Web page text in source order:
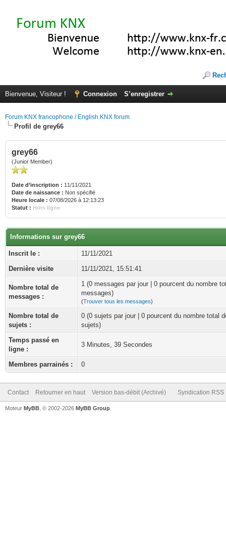
Bienvenue, Visiteur ! Connexion S’enregistrer
Forum KNX francophone / English KNX forum
Profil de grey66
grey66
(Junior Member)
Date d’inscription : 11/11/2021
Date de naissance : Non spécifié
Heure locale : 07/08/2026 à 12:13:23
Statut : Hors ligne
Informations sur grey66
Inscrit le :
11/11/2021
Dernière visite
11/11/2021, 15:51:41
Nombre total de
messages :
1 (0 messages par jour | 0 pourcent du nombre
messages)
(Trouver tous les messages)
Nombre total de
sujets :
0 (0 sujets par jour | 0 pourcent du nombre total
sujets)
Temps passé en
ligne :
3 Minutes, 39 Secondes
Membres parrainés : 0
Contact Retourner en haut Version bas-débit (Archivé) Syndication RSS
Moteur MyBB , © 2002-2026 MyBB Group